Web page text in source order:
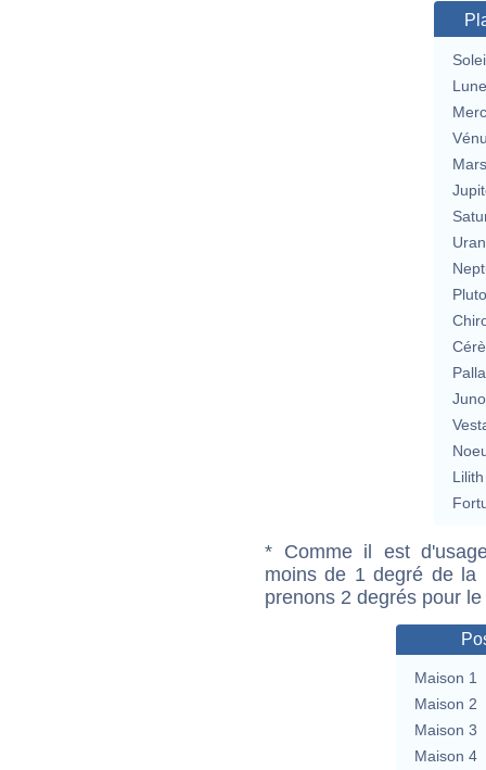
Lune
Mars
Lilith
* Comme il est
moins de 1 degré de la
prenons 2 degrés pour
Maison 1
Maison 2
Maison 3
Maison 4